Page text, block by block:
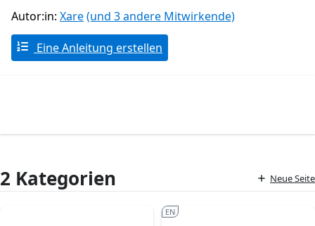
Autor:in: Xare(und 3 andere Mitwirkende)
Eine Anleitung erstellen
2 Kategorien Neue Seite
EN